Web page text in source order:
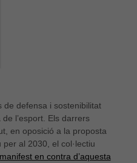
de defensa i sostenibilitat
l’esport. Els darrers
en oposició a la proposta
per al 2030, el col·lectiu
en contra d’aquesta